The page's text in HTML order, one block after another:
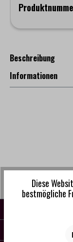
Beschreibung
Informationen
Diese
bestmögliche